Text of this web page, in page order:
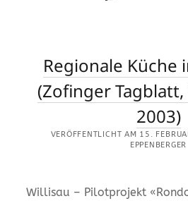
Regionale Küche
(Zofinger
2003)
VERÖFFENTLICHT AM 15.
EPPENBERGER
Willisau – Pilotprojekt